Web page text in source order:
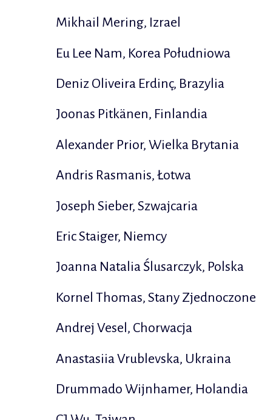
Mikhail Mering, Izrael
Eu Lee Nam, Korea Południowa
Deniz Oliveira Erdinç, Brazylia
Joonas Pitkänen, Finlandia
Alexander Prior, Wielka Brytania
Andris Rasmanis, Łotwa
Joseph Sieber, Szwajcaria
Eric Staiger, Niemcy
Joanna Natalia Ślusarczyk, Polska
Kornel Thomas, Stany Zjednoczone
Andrej Vesel, Chorwacja
Anastasiia Vrublevska, Ukraina
Drummado Wijnhamer, Holandia